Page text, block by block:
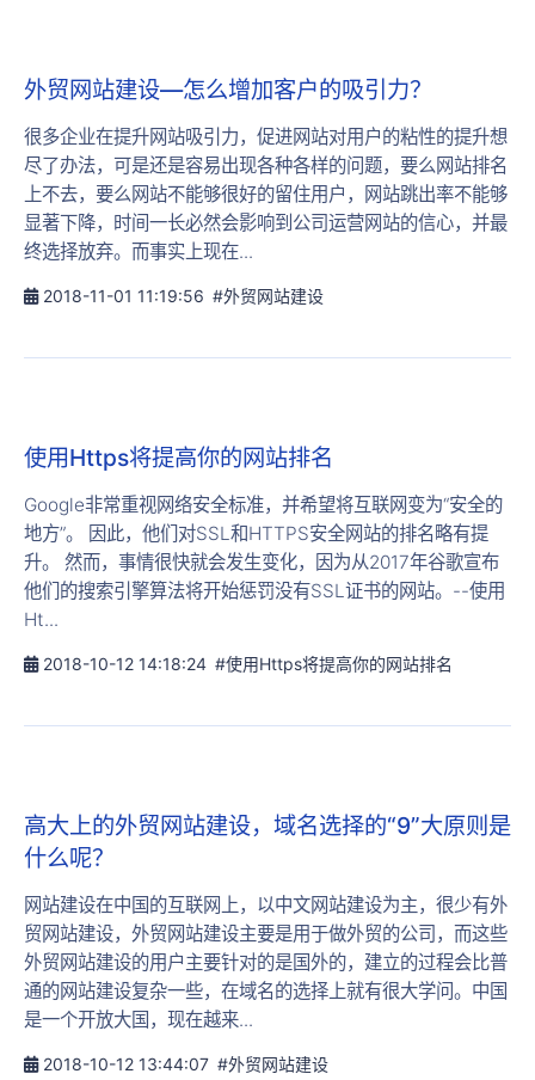
外贸网站建设—怎么增加客户的吸引力？
很多企业在提升网站吸引力，促进网站对用户的粘性的提升想
尽了办法，可是还是容易出现各种各样的问题，要么网站排名
上不去，要么网站不能够很好的留住用户，网站跳出率不能够
显著下降，时间一长必然会影响到公司运营网站的信心，并最
终选择放弃。而事实上现在...
2018-11-01 11:19:56 #外贸网站建设
使用Https将提高你的网站排名
Google非常重视网络安全标准，并希望将互联网变为“安全的
地方”。 因此，他们对SSL和HTTPS安全网站的排名略有提
升。 然而，事情很快就会发生变化，因为从2017年谷歌宣布
他们的搜索引擎算法将开始惩罚没有SSL证书的网站。--使用
Ht...
2018-10-12 14:18:24 #使用Https将提高你的网站排名
高大上的外贸网站建设，域名选择的“9”大原则是
什么呢？
网站建设在中国的互联网上，以中文网站建设为主，很少有外
贸网站建设，外贸网站建设主要是用于做外贸的公司，而这些
外贸网站建设的用户主要针对的是国外的，建立的过程会比普
通的网站建设复杂一些，在域名的选择上就有很大学问。中国
是一个开放大国，现在越来...
2018-10-12 13:44:07 #外贸网站建设